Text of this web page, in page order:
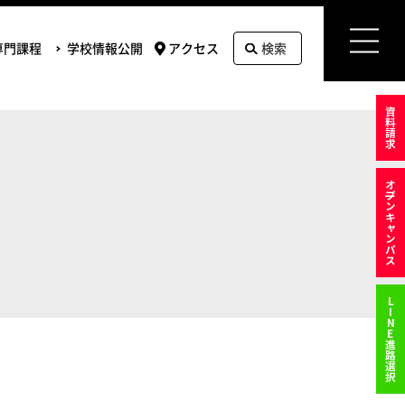
課程 学校情報公開 アクセス 検索
資料請求
オ
プンキャンパス
LINE進路選択